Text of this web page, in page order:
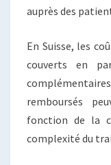
auprès des
En Suisse, les
couverts en
remboursés
fonction de la
complexité du